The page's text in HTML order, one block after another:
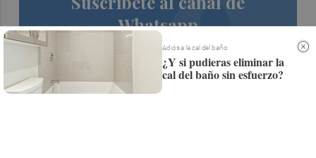
Whatsapp
Siempre al día de las últimas noticias
¡Quiero suscribirme!
Adiós a la cal del baño
¿Y si pudieras eliminar la
cal del baño sin esfuerzo?